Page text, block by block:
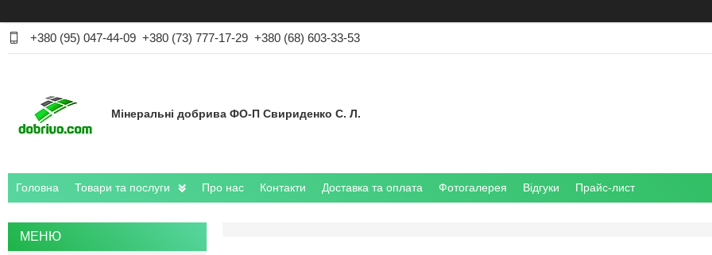
+380 (95) 047-44-09 +380 (73) 777-17-29 +380 (68) 603-33-53
Мінеральні добрива ФО-П Свириденко С. Л.
Головна Товари та послуги Про нас Контакти Доставка та оплата Фотогалерея Відгуки Прайс-лист